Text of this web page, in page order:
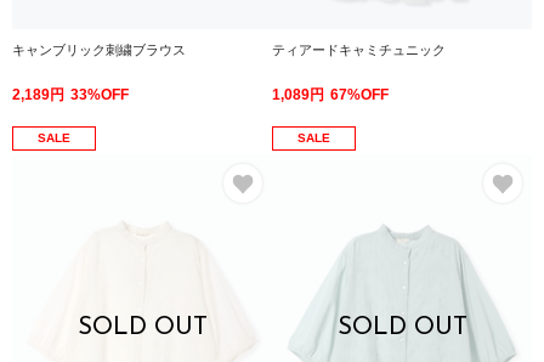
キャンブリック刺繍ブラウス
2,189円 33%OFF
ティアードキャミチュニック
1,089円 67%OFF
SALE
SOLD OUT
SALE
SOLD OUT